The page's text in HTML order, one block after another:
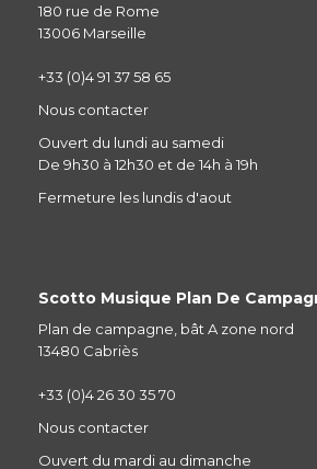
180 rue de Rome
13006 Marseille
+33 (0)4 91 37 58 65
Nous contacter
Ouvert du lundi au samedi
De 9h30 à 12h30 et de 14h à 19h
Fermeture les lundis d'aout
Scotto Musique Plan De
Plan de campagne, bât A zone nord
13480 Cabriès
+33 (0)4 26 30 35 70
Nous contacter
Ouvert du mardi au dimanche